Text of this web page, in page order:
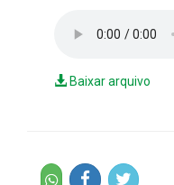
Baixar arquivo